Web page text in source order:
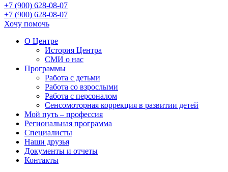
+7 (900) 628-08-07
+7 (900) 628-08-07
Хочу помочь
О Центре
История Центра
СМИ о нас
Программы
Работа с детьми
Работа со взрослыми
Работа с персоналом
Сенсомоторная коррекция в развитии детей
Мой путь – профессия
Региональная программа
Специалисты
Наши друзья
Документы и отчеты
Контакты